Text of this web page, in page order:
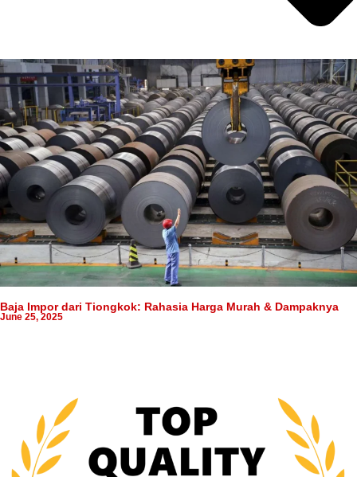
Baja Impor dari Tiongkok: Rahasia Harga Murah & Dampaknya
June 25, 2025